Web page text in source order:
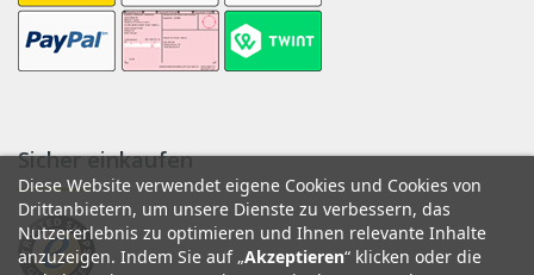
Diese Website verwendet eigene Cookies und Cookies von
Drittanbietern, um unsere Dienste zu verbessern, das
Nutzererlebnis zu optimieren und Ihnen relevante Inhalte
anzuzeigen. Indem Sie auf „Akzeptieren“ klicken oder die
Sicher einkaufen